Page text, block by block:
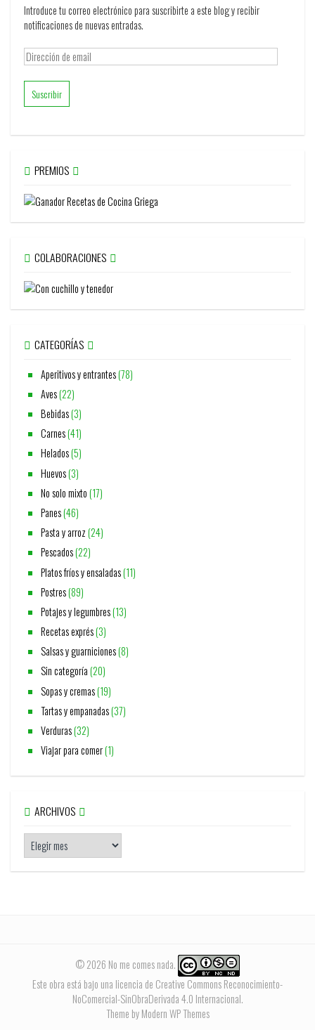
Introduce tu correo electrónico para suscribirte a este blog y recibir
notificaciones de nuevas entradas.
Dirección
de
email
PREMIOS
COLABORACIONES
CATEGORÍAS
Aperitivos y entrantes(78)
Aves(22)
Bebidas(3)
Carnes(41)
Helados(5)
Huevos(3)
No solo mixto(17)
Panes(46)
Pasta y arroz(24)
Pescados(22)
Platos fríos y ensaladas(11)
Postres(89)
Potajes y legumbres(13)
Recetas exprés(3)
Salsas y guarniciones(8)
Sin categoría(20)
Sopas y cremas(19)
Tartas y empanadas(37)
Verduras(32)
Viajar para comer(1)
ARCHIVOS
© 2026 No me comes nada.
Este obra está bajo una licencia de Creative Commons Reconocimiento-
NoComercial-SinObraDerivada 4.0 Internacional.
Theme by Modern WP Themes